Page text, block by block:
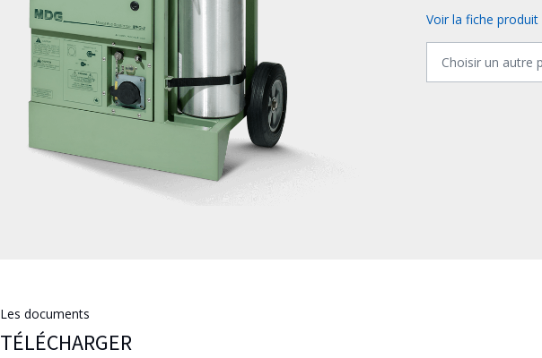
Voir la fiche produit
Choisir un autre
Les documents
TÉLÉCHARGER